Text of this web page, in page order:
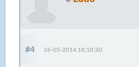
#4 26-05-2014 18:18:20